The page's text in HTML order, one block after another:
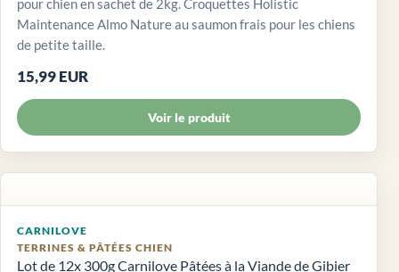
pour chien en sachet de 2kg. Croquettes Holistic
Maintenance Almo Nature au saumon frais pour les chiens
de petite taille.
15,99 EUR
Voir le produit
CARNILOVE
TERRINES & PÂTÉES CHIEN
Lot de 12x 300g Carnilove Pâtées à la Viande de Gibier